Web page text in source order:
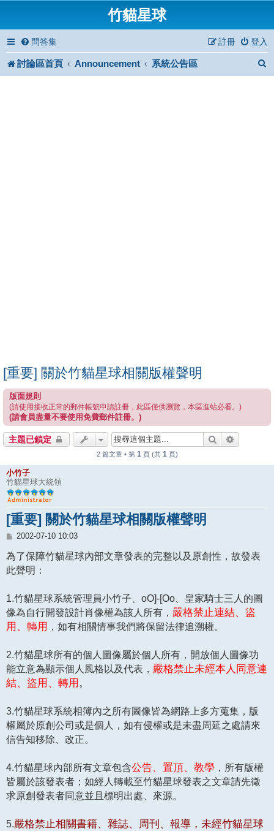
竹貓星球
問答集 登入
註冊
討論區首頁 Announcement 系統公告區
[重要] 關於竹貓星球相關版權聲明
版面規則
(請使用接收正常的郵件帳號申請註冊，此區僅供瀏覽，本區進站必看。)
(請會員盡量不要使用免費郵件註冊。)
主題已鎖定 搜尋
2 篇文章 • 第 1 頁 (共 1 頁)
小竹子
竹貓星球大統領
[重要] 關於竹貓星球相關版權聲明
文
2002-07-10 10:03
為了保障竹貓星球內部文章發表的完整以及原創性，故發表
此聲明：
1.竹貓星球系統管理員小竹子、oO]-[Oo、皇家騎士三人的圖
像為自行開發設計肖像權為該人所有， 嚴格禁止連結、盜
用、轉用 ，如有相關情事我們將保留法律追溯權。
2.竹貓星球所有的個人圖像屬於個人所有，開放個人圖像功
能立意為顯示個人風格以及代表， 嚴格禁止未經本人同意連
結、盜用、轉用 。
3.竹貓星球系統相簿內之所有圖像皆為網路上多方蒐集，版
權屬於原創公司或是個人，如有侵權或是未盡周延之處請來
信告知移除、改正。
4.竹貓星球內部所有文章包含公告、置頂、教學 ，所有版權
皆屬於該發表者；如經人轉載至竹貓星球發表之文章請先徵
求原創發表者同意並且標明出處、來源。
5.嚴格禁止相關書籍、雜誌、周刊、報導，未經竹貓星球